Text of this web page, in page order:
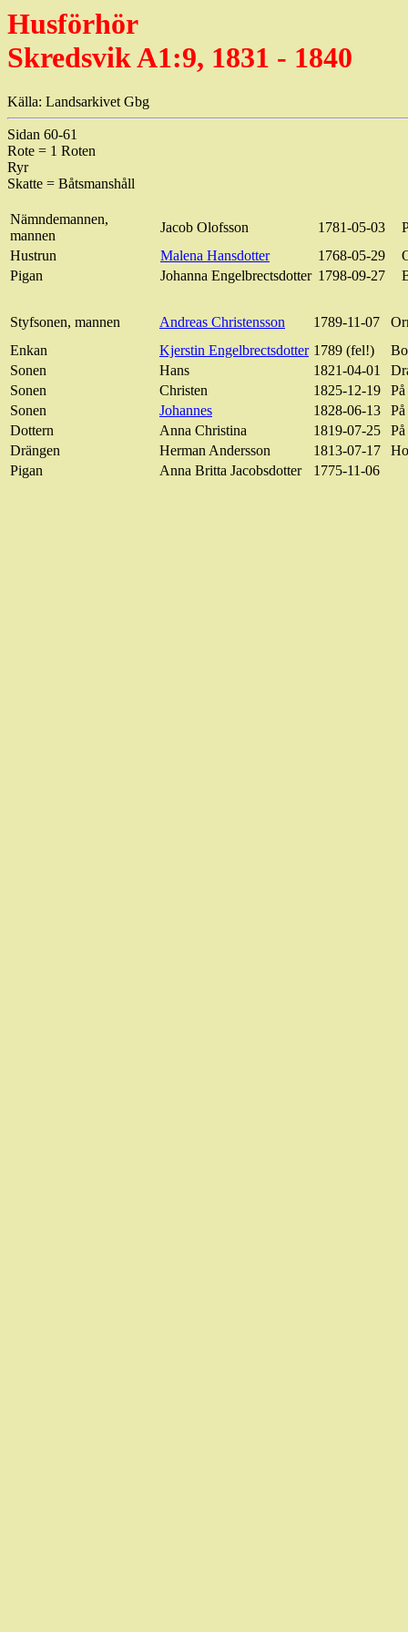
Husförhör
Skredsvik A1:9, 1831 - 1840
Källa: Landsarkivet Gbg
Sidan 60-61
Rote = 1 Roten
Ryr
Skatte = Båtsmanshåll
Nämndemannen,
mannen
Jacob Olofsson 1781-05-03
Hustrun
Malena Hansdotter 1768-05-29
Pigan
Johanna Engelbrectsdotter 1798-09-27
Styfsonen, mannen Andreas Christensson 1789-11-07
Enkan
Kjerstin Engelbrectsdotter 1789 (fel!)
Sonen
Hans 1821-04-01
Sonen
Christen 1825-12-19
Sonen
Johannes 1828-06-13
Dottern
Anna Christina 1819-07-25
Drängen
Herman Andersson 1813-07-17
Pigan
Anna Britta Jacobsdotter 1775-11-06